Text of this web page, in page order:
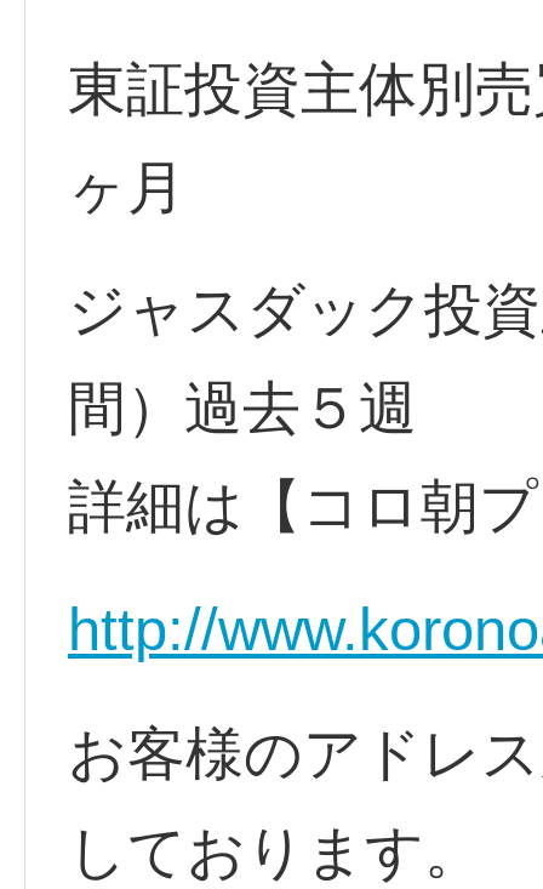
東証投資主体別
ヶ月
ジャスダック投
間）過去５週
詳細は【コロ朝
http://
お客様のアドレ
しております。